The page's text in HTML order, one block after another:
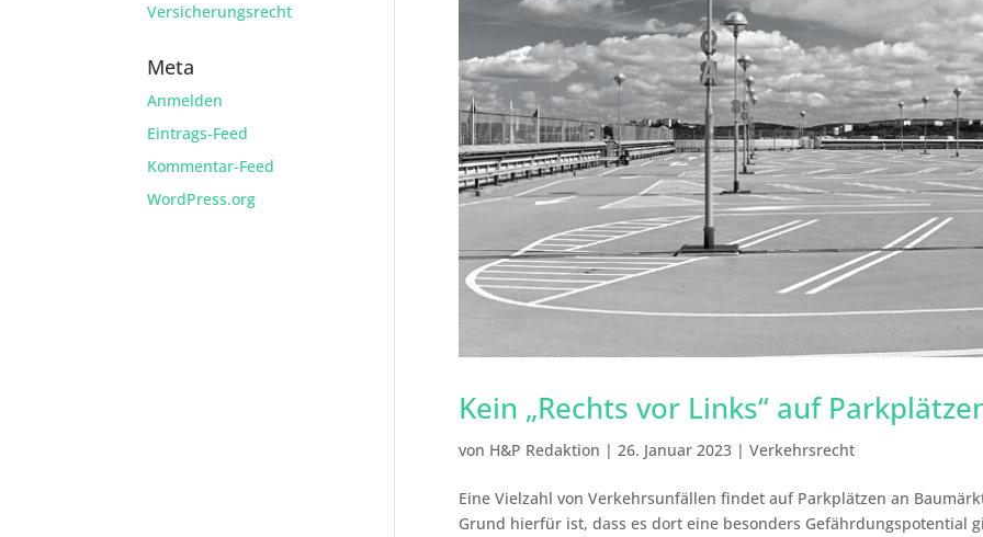
Kein „Rechts vor Links“ auf
von H&P Redaktion | 26. Januar 2023| Verkehrsrecht
Eine Vielzahl von Verkehrsunfällen findet auf Parkplätzen an
Grund hierfür ist, dass es dort eine besonders Gefährdungspotential
Versicherungsrecht
Meta
Anmelden
Eintrags-Feed
Kommentar-Feed
WordPress.org